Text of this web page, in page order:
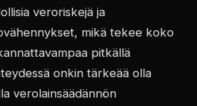
veroriskejä ja
mikä tekee koko
pitkällä
onkin tärkeää olla
verolainsäädännön